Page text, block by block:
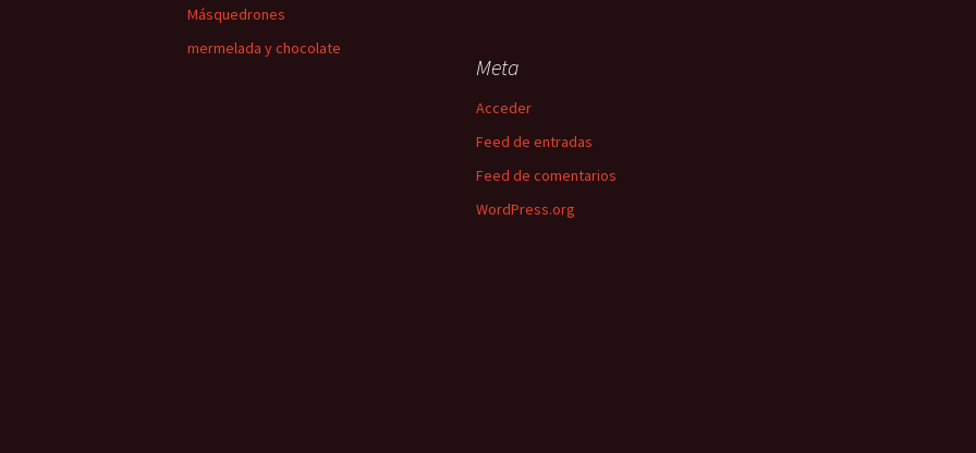
Másquedrones
mermelada y chocolate
Meta
Acceder
Feed de entradas
Feed de comentarios
WordPress.org